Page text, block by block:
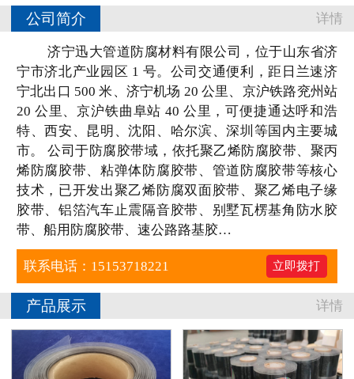
工程案例
销售业绩
联系我们
公司简介 详情
济宁迅大管道防腐材料有限公司，位于山东省济
宁市济北产业园区 1 号。公司交通便利，距日兰速济
宁北出口 500 米、济宁机场 20 公里、京沪铁路兖州站
20 公里、京沪铁曲阜站 40 公里，可便捷通达呼和浩
特、西安、昆明、沈阳、哈尔滨、深圳等国内主要城
市。 公司于防腐胶带域，依托聚乙烯防腐胶带、聚丙
烯防腐胶带、粘弹体防腐胶带、管道防腐胶带等核心
技术，已开发出聚乙烯防腐双面胶带、聚乙烯电子缘
胶带、铝箔汽车止震隔音胶带、别墅瓦楞基角防水胶
带、船用防腐胶带、速公路路基胶…
联系电话：15153718221 立即拨打
产品展示 详情